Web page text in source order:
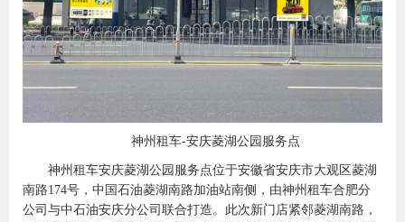
神州租车-安庆菱湖公园服务点
神州租车安庆菱湖公园服务点位于安徽省安庆市大观区菱湖
南路174号，中国石油菱湖南路加油站南侧，由神州租车合肥分
公司与中石油安庆分公司联合打造。此次新门店紧邻菱湖南路，